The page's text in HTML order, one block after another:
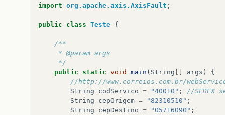
import org.apache.axis.AxisFault ;
public class Teste {
/**
	 * @param args
	 */
public
static void main ( String [] args )
{
//http://www.correios.com.br/
String
codServico = "40010" ;
//SEDEX
String
cepOrigem = "82310510" ;
String
cepDestino = "05716090" ;